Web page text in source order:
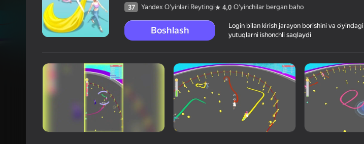
Bekor qilish
волос
Linder
Qiz bolalar uchun
.io O‘yinlar
Yandex O'yinlari Reytingi
Oʻyinchilar bergan baho
37 Yandex O'yinlari Reytingi 4,0 Oʻyinchilar bergan baho
Boshlash
Login bilan kirish jarayon borishini va o‘yindagi
yutuqlarni ishonchli saqlaydi